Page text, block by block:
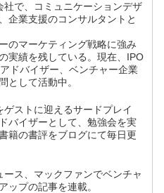
社で、コミュニケーションデザ
企業支援のコンサルタントと
のマーケティング戦略に強み
実績を残している。現在、IPO
ドバイザー、ベンチャー企業
として活動中。
ゲストに迎えるサードプレイ
バイザーとして、勉強会を実
籍の書評をブログにて毎日更
ース、マックファンでベンチャ
ップの記事を連載。